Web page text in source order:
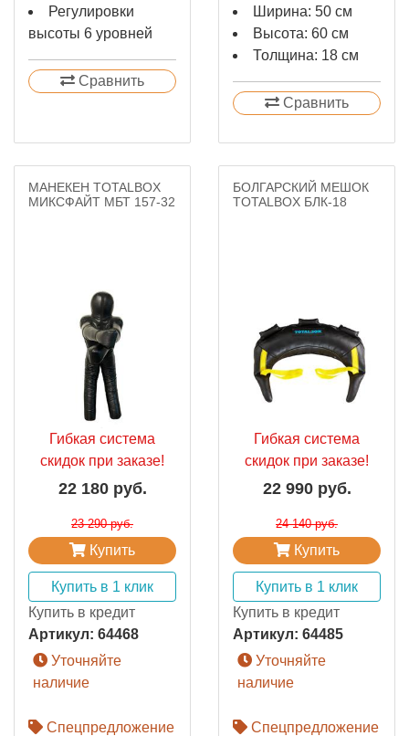
Регулировки
высоты 6 уровней
Сравнить
Ширина: 50 см
Высота: 60 см
Толщина: 18 см
Сравнить
МАНЕКЕН TOTALBOX
МИКСФАЙТ МБТ 157-32
Гибкая система
скидок при заказе!
22 180 руб.
23 290 руб.
Купить
Купить в 1 клик
Купить в кредит
Артикул: 64468
Уточняйте
наличие
Спецпредложение
БОЛГАРСКИЙ МЕШОК
TOTALBOX БЛК-18
Гибкая система
скидок при заказе!
22 990 руб.
24 140 руб.
Купить
Купить в 1 клик
Купить в кредит
Артикул: 64485
Уточняйте
наличие
Спецпредложение